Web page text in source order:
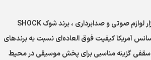
یکی از برندهای معتبر در بازار لوازم صوتی و صدابرداری ، برند شوک SHOCK
آمریکا کیفیت فوق العاده‌ای نسبت به برندهای
سقفی گزینه مناسبی برای پخش موسیقی در محیط